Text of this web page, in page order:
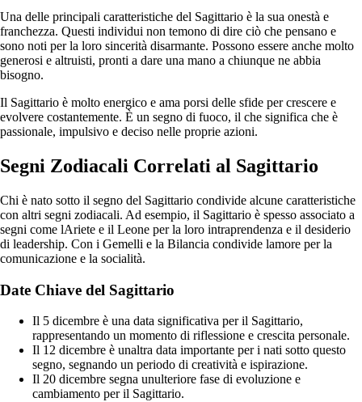
Una delle principali caratteristiche del Sagittario è la sua onestà e
franchezza. Questi individui non temono di dire ciò che pensano e
sono noti per la loro sincerità disarmante. Possono essere anche molto
generosi e altruisti, pronti a dare una mano a chiunque ne abbia
bisogno.
Il Sagittario è molto energico e ama porsi delle sfide per crescere e
evolvere costantemente. È un segno di fuoco, il che significa che è
passionale, impulsivo e deciso nelle proprie azioni.
Segni Zodiacali Correlati al Sagittario
Chi è nato sotto il segno del Sagittario condivide alcune caratteristiche
con altri segni zodiacali. Ad esempio, il Sagittario è spesso associato a
segni come lAriete e il Leone per la loro intraprendenza e il desiderio
di leadership. Con i Gemelli e la Bilancia condivide lamore per la
comunicazione e la socialità.
Date Chiave del Sagittario
Il 5 dicembre è una data significativa per il Sagittario,
rappresentando un momento di riflessione e crescita personale.
Il 12 dicembre è unaltra data importante per i nati sotto questo
segno, segnando un periodo di creatività e ispirazione.
Il 20 dicembre segna unulteriore fase di evoluzione e
cambiamento per il Sagittario.